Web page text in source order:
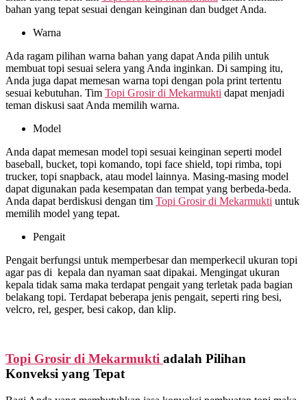
bahan yang tepat sesuai dengan keinginan dan budget Anda.
Warna
Ada ragam pilihan warna bahan yang dapat Anda pilih untuk
membuat topi sesuai selera yang Anda inginkan. Di samping itu,
Anda juga dapat memesan warna topi dengan pola print tertentu
sesuai kebutuhan. Tim Topi Grosir di Mekarmukti dapat menjadi
teman diskusi saat Anda memilih warna.
Model
Anda dapat memesan model topi sesuai keinginan seperti model
baseball, bucket, topi komando, topi face shield, topi rimba, topi
trucker, topi snapback, atau model lainnya. Masing-masing model
dapat digunakan pada kesempatan dan tempat yang berbeda-beda.
Anda dapat berdiskusi dengan tim Topi Grosir di Mekarmukti untuk
memilih model yang tepat.
Pengait
Pengait berfungsi untuk memperbesar dan memperkecil ukuran topi
agar pas di kepala dan nyaman saat dipakai. Mengingat ukuran
kepala tidak sama maka terdapat pengait yang terletak pada bagian
belakang topi. Terdapat beberapa jenis pengait, seperti ring besi,
velcro, rel, gesper, besi cakop, dan klip.
Topi Grosir di Mekarmukti adalah Pilihan
Konveksi yang Tepat